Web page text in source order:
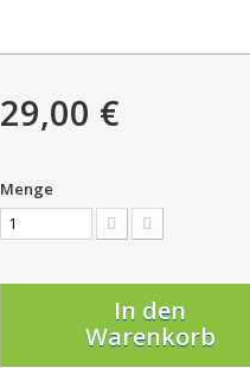
29,00 €
Menge
In den
Warenkorb